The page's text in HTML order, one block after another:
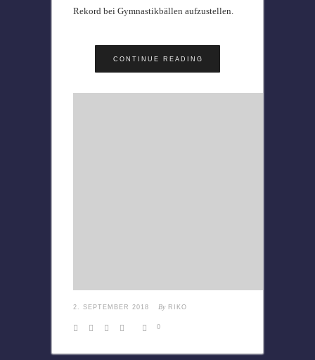
Rekord bei Gymnastikbällen aufzustellen.
CONTINUE READING
2. SEPTEMBER 2018 By RIKO
0